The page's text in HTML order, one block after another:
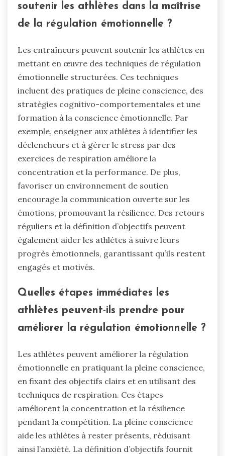
soutenir les athlètes dans la maîtrise
de la régulation émotionnelle ?
Les entraîneurs peuvent soutenir les athlètes en
mettant en œuvre des techniques de régulation
émotionnelle structurées. Ces techniques
incluent des pratiques de pleine conscience, des
stratégies cognitivo-comportementales et une
formation à la conscience émotionnelle. Par
exemple, enseigner aux athlètes à identifier les
déclencheurs et à gérer le stress par des
exercices de respiration améliore la
concentration et la performance. De plus,
favoriser un environnement de soutien
encourage la communication ouverte sur les
émotions, promouvant la résilience. Des retours
réguliers et la définition d’objectifs peuvent
également aider les athlètes à suivre leurs
progrès émotionnels, garantissant qu’ils restent
engagés et motivés.
Quelles étapes immédiates les
athlètes peuvent-ils prendre pour
améliorer la régulation émotionnelle ?
Les athlètes peuvent améliorer la régulation
émotionnelle en pratiquant la pleine conscience,
en fixant des objectifs clairs et en utilisant des
techniques de respiration. Ces étapes
améliorent la concentration et la résilience
pendant la compétition. La pleine conscience
aide les athlètes à rester présents, réduisant
ainsi l’anxiété. La définition d’objectifs fournit